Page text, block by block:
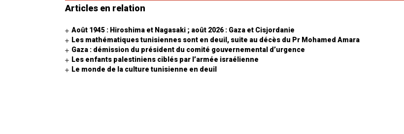
Articles en relation
Août 1945 : Hiroshima et Nagasaki ; août 2026 : Gaza et Cisjordanie
Les mathématiques tunisiennes sont en deuil, suite au décès du Pr Mohamed Amara
Gaza : démission du président du comité gouvernemental d’urgence
Les enfants palestiniens ciblés par l’armée israélienne
Le monde de la culture tunisienne en deuil